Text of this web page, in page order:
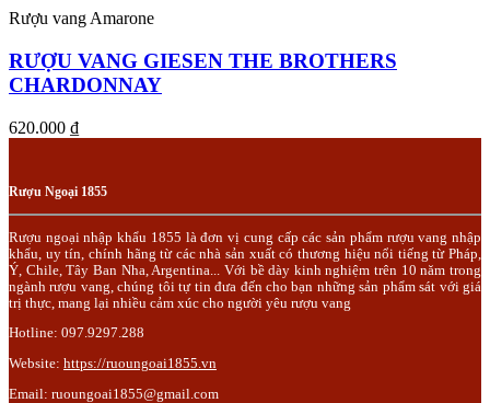
Rượu vang Amarone
RƯỢU VANG GIESEN THE BROTHERS
CHARDONNAY
620.000 ₫
Rượu Ngoại 1855
Rượu ngoại nhập khẩu 1855 là đơn vị cung cấp các sản phẩm rượu vang nhập
khẩu, uy tín, chính hãng từ các nhà sản xuất có thương hiệu nổi tiếng từ Pháp,
Ý, Chile, Tây Ban Nha, Argentina... Với bề dày kinh nghiệm trên 10 năm trong
ngành rượu vang, chúng tôi tự tin đưa đến cho bạn những sản phẩm sát với giá
trị thực, mang lại nhiều cảm xúc cho người yêu rượu vang
Hotline: 097.9297.288
Website: https://ruoungoai1855.vn
Email: ruoungoai1855@gmail.com